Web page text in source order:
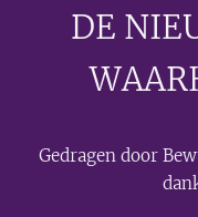
DE
Gedragen door